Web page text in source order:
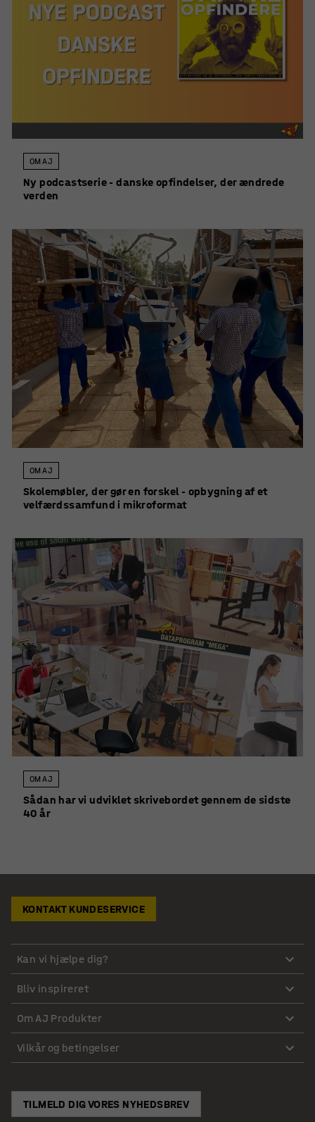
OM AJ
Ny podcastserie - danske opfindelser, der ændrede
verden
OM AJ
Skolemøbler, der gør en forskel - opbygning af et
velfærdssamfund i mikroformat
OM AJ
Sådan har vi udviklet skrivebordet gennem de sidste
40 år
KONTAKT KUNDESERVICE
Kan vi hjælpe dig?
Bliv inspireret
Om AJ Produkter
Vilkår og betingelser
TILMELD DIG VORES NYHEDSBREV